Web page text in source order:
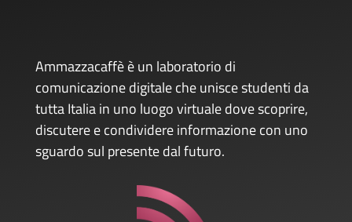
Ammazzacaffè è un laboratorio di
comunicazione digitale che unisce studenti da
tutta Italia in uno luogo virtuale dove scoprire,
discutere e condividere informazione con uno
sguardo sul presente dal futuro.